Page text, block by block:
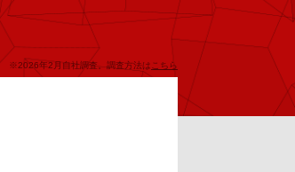
※2026年2月自社調査。調査方法は こちら